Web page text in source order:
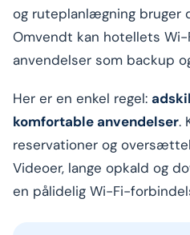
og ruteplanlægning bruger
Omvendt kan hotellets
anvendelser som backup
Her er en enkel regel:
komfortable anvendelser.
reservationer og
Videoer, lange opkald og
en pålidelig Wi-Fi-